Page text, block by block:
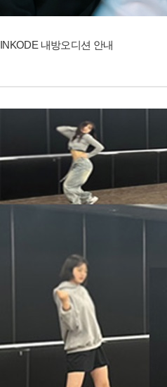
INKODE 내방오디션 안내